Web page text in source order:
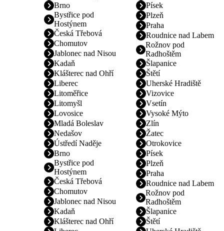
Brno
Bystřice pod
Hostýnem
Česká Třebová
Chomutov
Jablonec nad Nisou
Kadaň
Klášterec nad Ohří
Liberec
Litoměřice
Litomyšl
Lovosice
Mladá Boleslav
Nedašov
Písek
Plzeň
Praha
Roudnice nad Labem
Rožnov pod
Radhoštěm
Šlapanice
Štětí
Uherské Hradiště
Vizovice
Vsetín
Vysoké Mýto
Zlín
Žatec
Ústředí Naděje
Brno
Bystřice pod
Hostýnem
Česká Třebová
Chomutov
Jablonec nad Nisou
Kadaň
Klášterec nad Ohří
Otrokovice
Písek
Plzeň
Praha
Roudnice nad Labem
Rožnov pod
Radhoštěm
Šlapanice
Štětí